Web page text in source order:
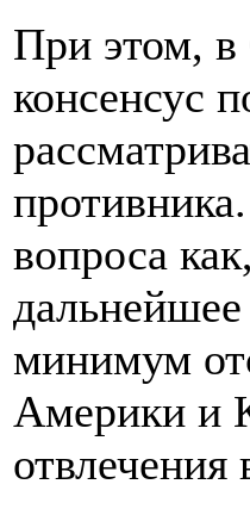
При этом,
консенсус
вопроса
минимум
Америки и